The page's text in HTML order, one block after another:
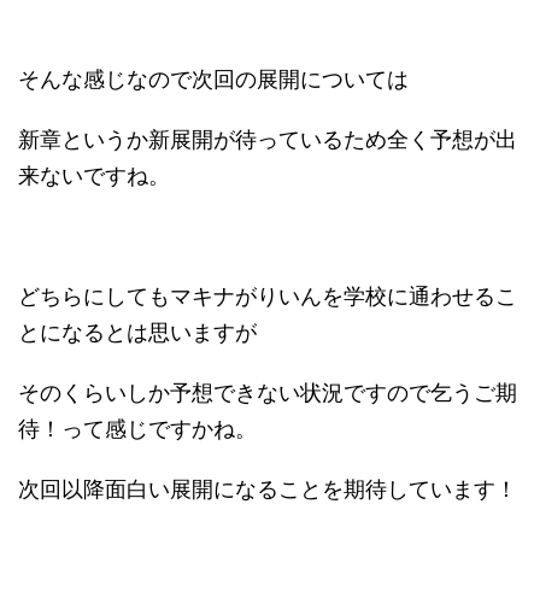
そんな感じなので次回の展開については
新章というか新展開が待っているため全く予想が出
来ないですね。
どちらにしてもマキナがりいんを学校に通わせるこ
とになるとは思いますが
そのくらいしか予想できない状況ですので乞うご期
待！って感じですかね。
次回以降面白い展開になることを期待しています！